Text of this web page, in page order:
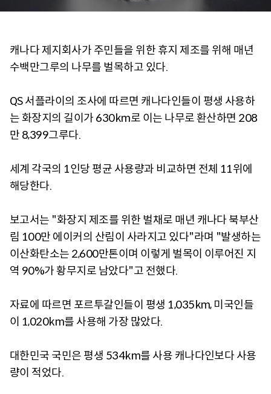
캐나다 제지회사가 주민들을 위한 휴지 제조를 위해 매년
수백만그루의 나무를 벌목하고 있다.
QS 서플라이의 조사에 따르면 캐나다인들이 평생 사용하
는 화장지의 길이가 630km로 이는 나무로 환산하면 208
만 8,399그루다.
세계 각국의 1인당 평균 사용량과 비교하면 전체 11위에
해당한다.
보고서는 "화장지 제조를 위한 벌채로 매년 캐나다 북부산
림 100만 에이커의 산림이 사라지고 있다"라며 "발생하는
이산화탄소는 2,600만톤이며 이렇게 벌목이 이루어진 지
역 90%가 황무지로 남았다"고 전했다.
자료에 따르면 포르투갈인들이 평생 1,035km, 미국인들
이 1,020km를 사용해 가장 많았다.
대한민국 국민은 평생 534km를 사용 캐나다인보다 사용
량이 적었다.